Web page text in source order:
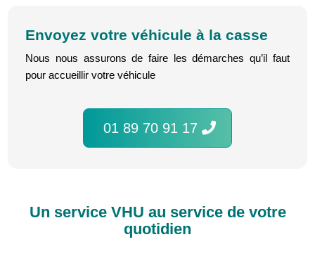
Envoyez votre véhicule à la casse
Nous nous assurons de faire les démarches qu’il faut
pour accueillir votre véhicule
01 89 70 91 17
Un service VHU au service de votre
quotidien